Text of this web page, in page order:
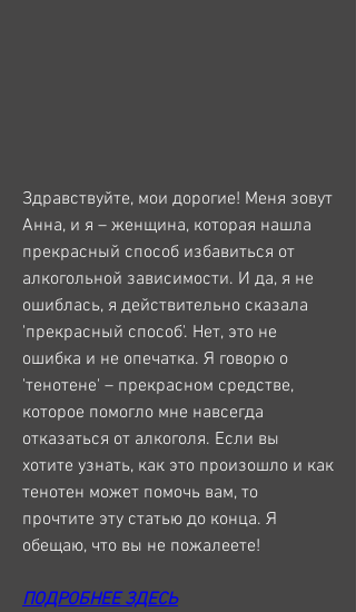
Здравствуйте, мои дорогие! Меня зовут
Анна, и я – женщина, которая нашла
прекрасный способ избавиться от
алкогольной зависимости. И да, я не
ошиблась, я действительно сказала
'прекрасный способ'. Нет, это не
ошибка и не опечатка. Я говорю о
'тенотене' – прекрасном средстве,
которое помогло мне навсегда
отказаться от алкоголя. Если вы
хотите узнать, как это произошло и как
тенотен может помочь вам, то
прочтите эту статью до конца. Я
обещаю, что вы не пожалеете!
ПОДРОБНЕЕ ЗДЕСЬ